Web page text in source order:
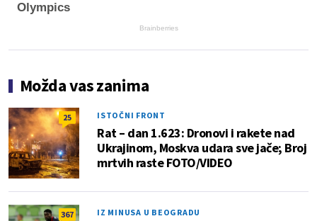
Olympics
Brainberries
Možda vas zanima
25 ISTOČNI FRONT
Rat – dan 1.623: Dronovi i rakete nad
Ukrajinom, Moskva udara sve jače; Broj
mrtvih raste FOTO/VIDEO
367 IZ MINUSA U BEOGRADU